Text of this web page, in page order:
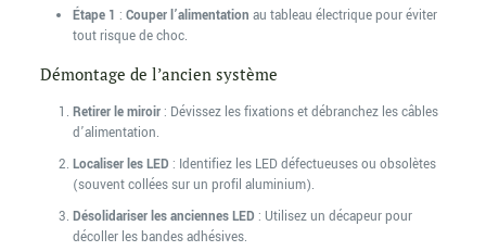
Étape 1 : Couper l’alimentation au tableau électrique pour éviter
tout risque de choc.
Démontage de l’ancien système
Retirer le miroir: Dévissez les fixations et débranchez les câbles
d’alimentation.
Localiser les LED : Identifiez les LED défectueuses ou obsolètes
(souvent collées sur un profil aluminium).
Désolidariser les anciennes LED : Utilisez un décapeur pour
décoller les bandes adhésives.